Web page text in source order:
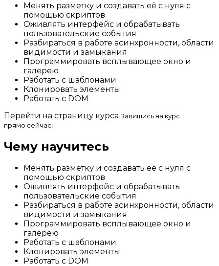
Менять разметку и создавать её с нуля с
помощью скриптов
Оживлять интерфейс и обрабатывать
пользовательские события
Разбираться в работе асинхронности, области
видимости и замыкания
Программировать всплывающее окно и
галерею
Работать с шаблонами
Клонировать элементы
Работать с DOM
Перейти на страницу курса Запишись на курс
прямо сейчас!
Чему научитесь
Менять разметку и создавать её с нуля с
помощью скриптов
Оживлять интерфейс и обрабатывать
пользовательские события
Разбираться в работе асинхронности, области
видимости и замыкания
Программировать всплывающее окно и
галерею
Работать с шаблонами
Клонировать элементы
Работать с DOM